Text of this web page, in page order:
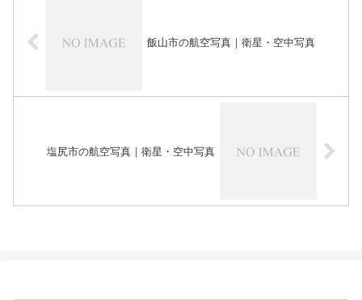
飯山市の航空写真｜衛星・空中写真
塩尻市の航空写真｜衛星・空中写真